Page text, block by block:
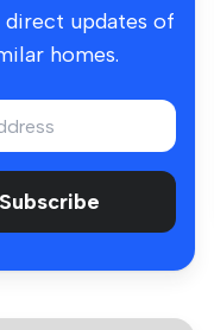
direct updates of
homes.
Subscribe